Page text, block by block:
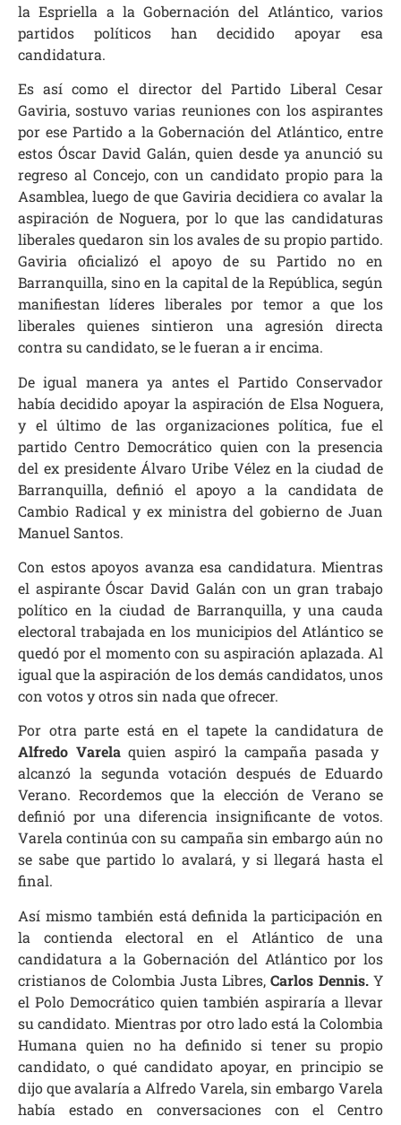
la Espriella a la Gobernación del Atlántico, varios
partidos políticos han decidido apoyar esa
candidatura.
Es así como el director del Partido Liberal Cesar
Gaviria, sostuvo varias reuniones con los aspirantes
por ese Partido a la Gobernación del Atlántico, entre
estos Óscar David Galán, quien desde ya anunció su
regreso al Concejo, con un candidato propio para la
Asamblea, luego de que Gaviria decidiera co avalar la
aspiración de Noguera, por lo que las candidaturas
liberales quedaron sin los avales de su propio partido.
Gaviria oficializó el apoyo de su Partido no en
Barranquilla, sino en la capital de la República, según
manifiestan líderes liberales por temor a que los
liberales quienes sintieron una agresión directa
contra su candidato, se le fueran a ir encima.
De igual manera ya antes el Partido Conservador
había decidido apoyar la aspiración de Elsa Noguera,
y el último de las organizaciones política, fue el
partido Centro Democrático quien con la presencia
del ex presidente Álvaro Uribe Vélez en la ciudad de
Barranquilla, definió el apoyo a la candidata de
Cambio Radical y ex ministra del gobierno de Juan
Manuel Santos.
Con estos apoyos avanza esa candidatura. Mientras
el aspirante Óscar David Galán con un gran trabajo
político en la ciudad de Barranquilla, y una cauda
electoral trabajada en los municipios del Atlántico se
quedó por el momento con su aspiración aplazada. Al
igual que la aspiración de los demás candidatos, unos
con votos y otros sin nada que ofrecer.
Por otra parte está en el tapete la candidatura de
Alfredo Varelaquien aspiró la campaña pasada y
alcanzó la segunda votación después de Eduardo
Verano. Recordemos que la elección de Verano se
definió por una diferencia insignificante de votos.
Varela continúa con su campaña sin embargo aún no
se sabe que partido lo avalará, y si llegará hasta el
final.
Así mismo también está definida la participación en
la contienda electoral en el Atlántico de una
candidatura a la Gobernación del Atlántico por los
cristianos de Colombia Justa Libres,Carlos Dennis.Y
el Polo Democrático quien también aspiraría a llevar
su candidato. Mientras por otro lado está la Colombia
Humana quien no ha definido si tener su propio
candidato, o qué candidato apoyar, en principio se
dijo que avalaría a Alfredo Varela, sin embargo Varela
había estado en conversaciones con el Centro